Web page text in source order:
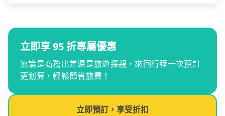
立即享 95 折專屬優惠
無論是商務出差還是旅遊探親，來回行程一次預訂
更划算，輕鬆節省旅費！
立即預訂，享受折扣